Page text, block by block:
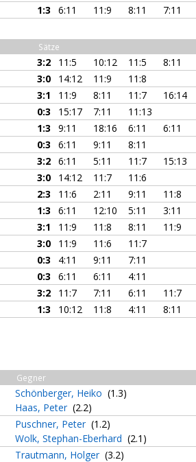
1:3 6:11 11:9 8:11
7:11
Sätze
3:2 11:5 10:12 11:5 8:11
3:0 14:12 11:9
11:8
3:1 11:9 8:11 11:7 16:14
0:3 15:17 7:11
11:13
1:3 9:11 18:16 6:11 6:11
0:3 6:11 9:11
8:11
3:2 6:11 5:11 11:7 15:13
3:0 14:12 11:7
11:6
2:3 11:6 2:11 9:11 11:8
1:3 6:11 12:10 5:11
3:11
3:1 11:9 11:8 8:11 11:9
3:0 11:9 11:6
11:7
0:3 4:11 9:11 7:11
0:3 6:11 6:11
4:11
3:2 11:7 7:11 6:11 11:7
1:3 10:12 11:8 4:11 8:11
Gegner
Schönberger, Heiko (1.3)
Haas, Peter (2.2)
Puschner, Peter (1.2)
Wolk, Stephan-Eberhard (2.1)
Trautmann, Holger (3.2)